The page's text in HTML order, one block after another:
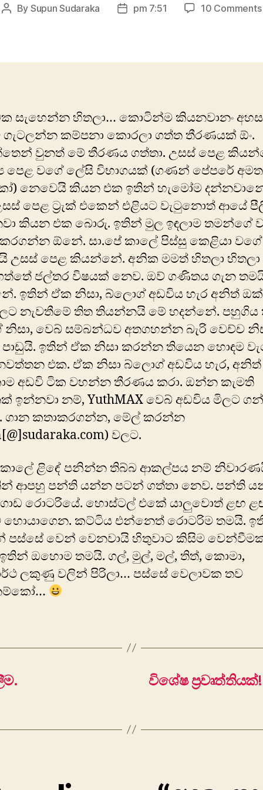
Post
By Supun Sudaraka
Postpm 7:51 10 Comments
සැහෙන්න හිතලා… කොටින්ම කියනවානං අහස
කම්පනා කොරලා ගත්ත තීරණයක් ඕං.
වුනත් මේ තීරණය ගත්තා. උසස් පෙළ
පෙළ වගේ ‍ලේසි විභාගයක් (ගණන් පේපරේ
නෙවෙයි කියන එක ඉතින් හැමෝම
පෙළ ට්‍රැක් එකෙන් එළියට වැටුනොත් ආයේ
කියන එක බොරු. ඉතින් මුල ඉඳලාම තමන්ගේ
ඕනේ. සා.පේ කාලේ පිස්සු කෙළියා වගේ
උසස් පෙළ කියන්නේ. අනික මමත් හිතලා හිතලා
ජල්තර විෂයක් නෙව. ඔව් ගණිතය ගැන
ඉතින් ඒක නිසා, බ්ලොග් අඩවිය හැර අනිත්
නැවතීමේ තිත තියන්නයි මේ හදන්නේ. පහුගිය
නිසා, වෙබ් සම්බන්ධව අතගහන්න බැරි වෙච්ච
ඉතින් ඒක නිසා කරන්න තියෙන හොඳම
එක. ඒක නිසා බ්ලොග් අඩවිය හැර, අනිත්
අඩවි ටික වහන්න තීරණය කරා. ඔන්න කැමති
ඉන්නවා නම්, YuthMAX වෙබ් අඩවිය මිලට
ගාන කතාකරගන්න, මේල් කරන්න
වලට.
ළිඳේ පනින්න තිබ්බ ආකල්පය නම්
ආපහු පන්ති යන්න පටන් ගත්තා නෙව. පන්ති
රොටරි‍යේ. ‍හොස්ටල් එකේ යාලුවොත් ළඟ
කට්ටිය එන්නෙත් රොටරිම තමයි.
පස්සේ වෙන් වෙනවායි හිතුවාට කිසිම
‍ඔහොම තමයි. ගල්, මුල්, මල්, තිත්, කොමා,
ලකුණු වලින් පිරිලා… පස්සේ වෙලාවක තව
විශේෂ